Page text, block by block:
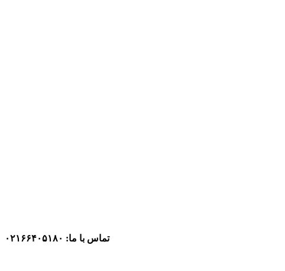
تماس با ما: ۰۲۱۶۶۴۰۵۱۸۰